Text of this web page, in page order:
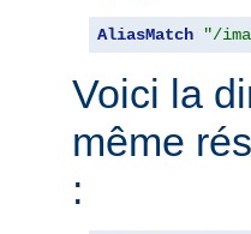
AliasMatch "/
Voici la
même
: